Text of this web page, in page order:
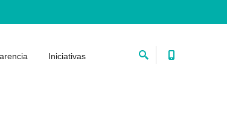
Iniciativas